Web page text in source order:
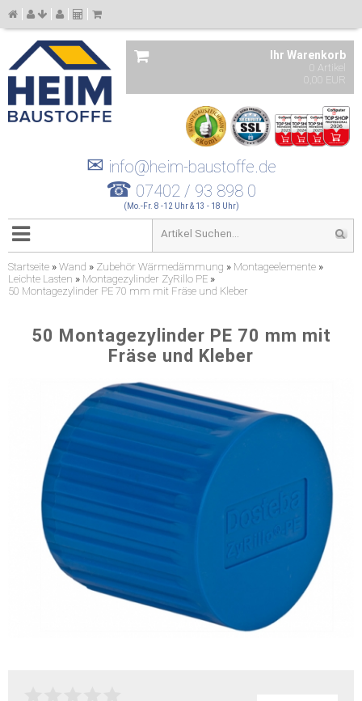
Ihr Warenkorb
0 Artikel
0,00 EUR
✉ info@heim-baustoffe.de
☎ 07402 / 93 898 0
(Mo.-Fr. 8 -12 Uhr & 13 - 18 Uhr)
Startseite » Wand » Zubehör Wärmedämmung » Montageelemente »
Leichte Lasten » Montagezylinder ZyRillo PE »
50 Montagezylinder PE 70 mm mit Fräse und Kleber
50 Montagezylinder PE 70 mm mit
Fräse und Kleber